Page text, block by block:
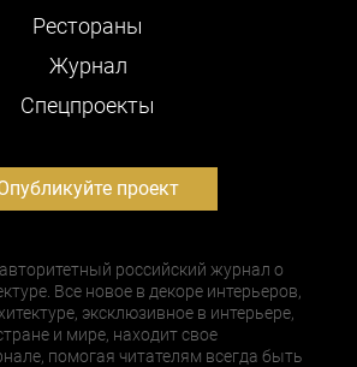
Рестораны
Журнал
Cпецпроекты
проект
российский журнал о
Все новое в декоре интерьеров,
эксклюзивное в интерьере,
и мире, находит свое
помогая читателям всегда быть